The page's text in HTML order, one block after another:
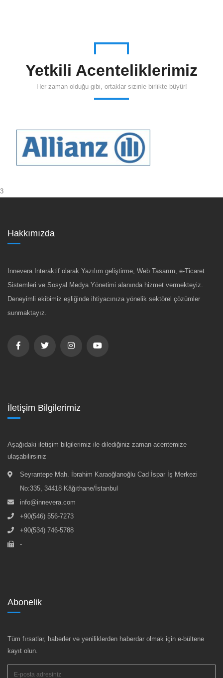
Yetkili Acenteliklerimiz
Her zaman olduğu gibi, ortaklar sizinle birlikte büyür!
3
Hakkımızda
Innevera Interaktif olarak Yazılım geliştirme, Web Tasarım, e-Ticaret
Sistemleri ve Sosyal Medya Yönetimi alanında hizmet vermekteyiz.
Deneyimli ekibimiz eşliğinde ihtiyacınıza yönelik sektörel çözümler
sunmaktayız.
İletişim Bilgilerimiz
Aşağıdaki iletişim bilgilerimiz ile dilediğiniz zaman acentemize
ulaşabilirsiniz
Seyrantepe Mah. İbrahim Karaoğlanoğlu Cad İspar İş Merkezi
No:335, 34418 Kâğıthane/İstanbul
info@innevera.com
+90(546) 556-7273
+90(534) 746-5788
-
Abonelik
Tüm fırsatlar, haberler ve yeniliklerden haberdar olmak için e-bültene
kayıt olun.